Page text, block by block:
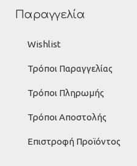
Παραγγελία
Wishlist
Τρόποι Παραγγελίας
Τρόποι Πληρωμής
Τρόποι Αποστολής
Επιστροφή Προϊόντος